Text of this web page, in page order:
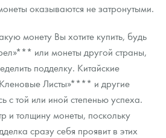
оказываются не затронутыми.
монету Вы хотите купить, будь
или монеты другой страны,
подделку. Китайские
Листы»**** и другие
с той или иной степенью успеха.
и толщину монеты, поскольку
сразу себя проявит в этих